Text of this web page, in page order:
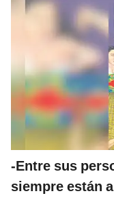
-Entre sus
siempre están